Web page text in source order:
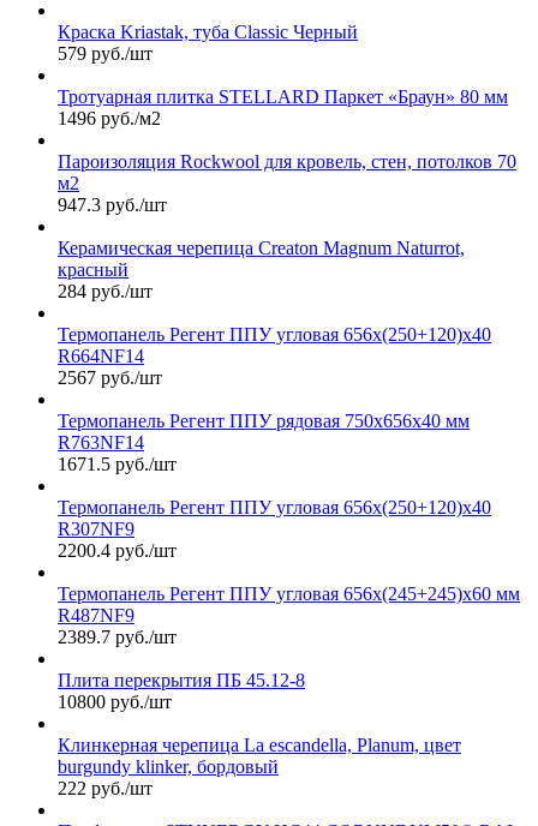
Краска Kriastak, туба Classic Черный
579 руб./шт
Тротуарная плитка STELLARD Паркет «Браун» 80 мм
1496 руб./м2
Пароизоляция Rockwool для кровель, стен, потолков 70
м2
947.3 руб./шт
Керамическая черепица Сreaton Magnum Naturrot,
красный
284 руб./шт
Термопанель Регент ППУ угловая 656х(250+120)х40
R664NF14
2567 руб./шт
Термопанель Регент ППУ рядовая 750х656х40 мм
R763NF14
1671.5 руб./шт
Термопанель Регент ППУ угловая 656х(250+120)х40
R307NF9
2200.4 руб./шт
Термопанель Регент ППУ угловая 656х(245+245)х60 мм
R487NF9
2389.7 руб./шт
Плита перекрытия ПБ 45.12-8
10800 руб./шт
Клинкерная черепица La escandella, Planum, цвет
burgundy klinker, бордовый
222 руб./шт